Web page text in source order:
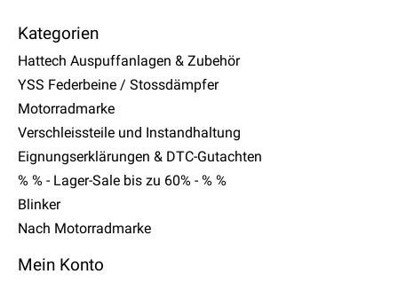
Kategorien
Hattech Auspuffanlagen & Zubehör
YSS Federbeine / Stossdämpfer
Motorradmarke
Verschleissteile und Instandhaltung
Eignungserklärungen & DTC-Gutachten
% % - Lager-Sale bis zu 60% - % %
Blinker
Nach Motorradmarke
Mein Konto